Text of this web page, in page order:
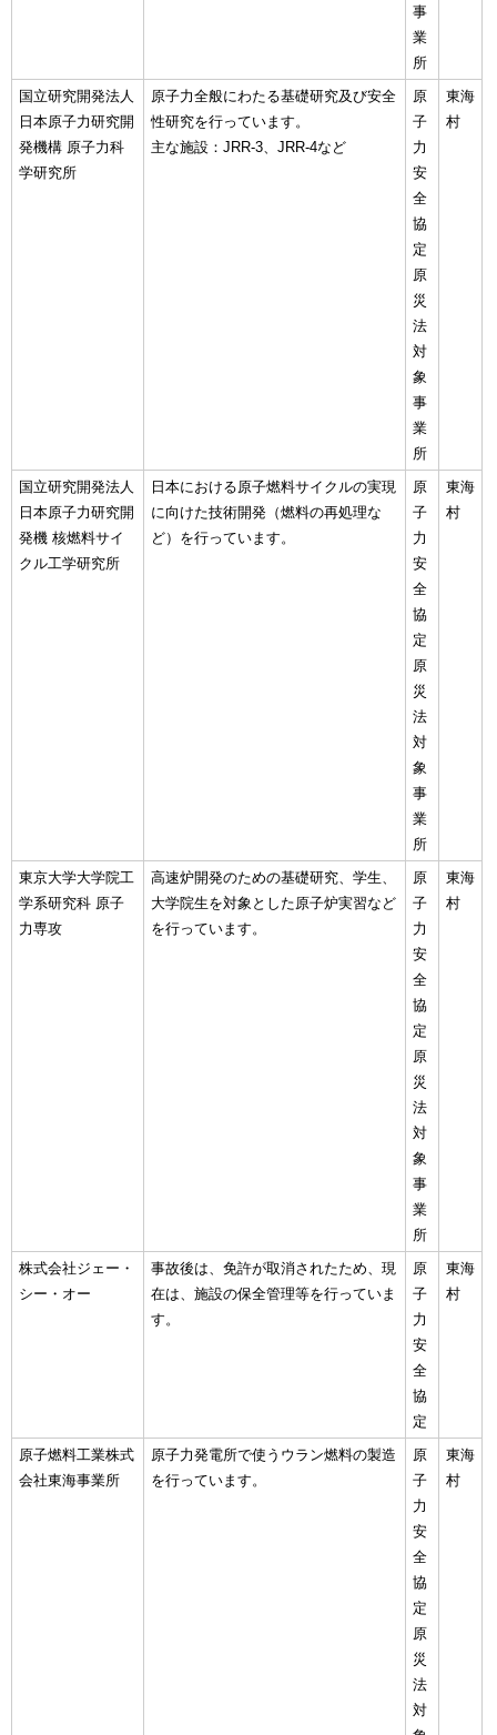
事
業
所
国立研究開発法人
日本原子力研究開
発機構 原子力科
学研究所
原子力全般にわたる基礎研究及び安全
性研究を行っています。
主な施設：JRR-3、JRR-4など
原
子
力
安
全
協
定
原
災
法
対
象
事
業
所
東海
村
国立研究開発法人
日本原子力研究開
発機 核燃料サイ
クル工学研究所
日本における原子燃料サイクルの実現
に向けた技術開発（燃料の再処理な
ど）を行っています。
原
子
力
安
全
協
定
原
災
法
対
象
事
業
所
東海
村
東京大学大学院工
学系研究科 原子
力専攻
高速炉開発のための基礎研究、学生、
大学院生を対象とした原子炉実習など
を行っています。
原
子
力
安
全
協
定
原
災
法
対
象
事
業
所
東海
村
株式会社ジェー・
シー・オー
事故後は、免許が取消されたため、現
在は、施設の保全管理等を行っていま
す。
原
子
力
安
全
協
定
東海
村
原子燃料工業株式
会社東海事業所
原子力発電所で使うウラン燃料の製造
を行っています。
原
子
力
安
全
協
定
原
災
法
対
東海
村